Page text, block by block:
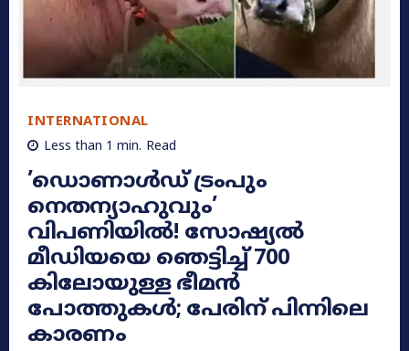
INTERNATIONAL
Less than 1 min. Read
​’ഡൊണാൾഡ് ട്രംപും
നെതന്യാഹുവും’
വിപണിയിൽ! സോഷ്യൽ
മീഡിയയെ ഞെട്ടിച്ച് 700
കിലോയുള്ള ഭീമൻ
പോത്തുകൾ; പേരിന് പിന്നിലെ
കാരണം